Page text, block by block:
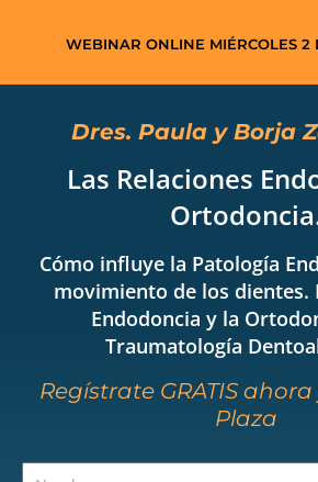
WEBINAR ONLINE MIÉRCOLES 2
Dres. Paula y Borja
Las Relaciones
Cómo influye la Patología
movimiento de los dientes.
Endodoncia y la
Traumatología
Regístrate GRATIS
Plaza